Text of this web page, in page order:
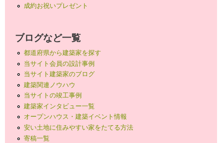
成約お祝いプレゼント
ブログなど一覧
都道府県から建築家を探す
当サイト会員の設計事例
当サイト建築家のブログ
建築関連ノウハウ
当サイトの竣工事例
建築家インタビュー一覧
オープンハウス・建築イベント情報
安い土地に住みやすい家をたてる方法
寄稿一覧